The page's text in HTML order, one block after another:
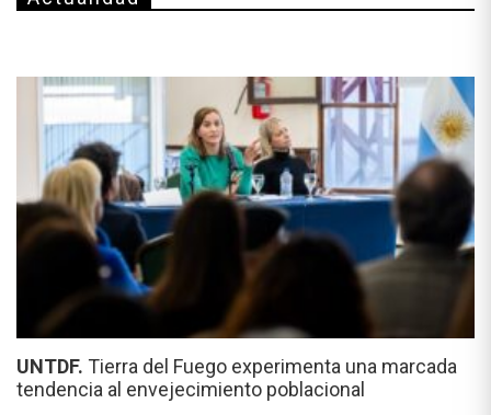
UNTDF. Tierra del Fuego experimenta una marcada
tendencia al envejecimiento poblacional